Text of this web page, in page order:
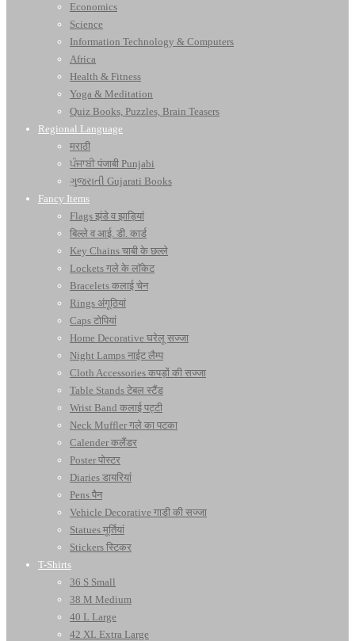
Economics
Science
Information Technology & Computers
Africa
Health & Fitness
Yoga & Meditation
Quiz Books, Puzzles, Brain Teasers
Regional Language
मराठी
ਪੰਜਾਬੀ पंजाबी Punjabi
ગુજરાતી Gujarati Books
Fancy Items
Flags झंडे व झाड़ियां
बिल्ले व आई. डी. कार्ड
Key Chains चाबी के छल्ले
Lockets गले के लॉकेट
Bracelets कलाई चेन
Rings अंगूठियां
Caps टोपियां
Home Decorative घरेलू सज्जा
Night Lamps नाईट लैम्प
Cloth Accessories कपड़ों की सज्जा
Table Stands टेबल स्टैंड
Wrist Band कलाई पट्टी
Neck Muffler गले का पटका
Calender कलैंडर
Poster पोस्टर
Diaries डायरियां
Pens पैन
Vehicle Decorative गाडी की सज्जा
Statues मूर्तियां
Stickers स्टिकर
T-Shirts
36 S Small
38 M Medium
40 L Large
42 XL Extra Large